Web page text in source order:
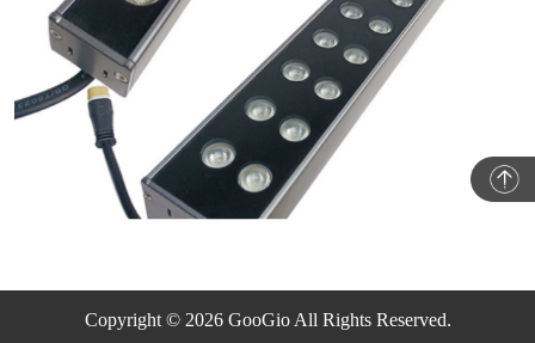
Copyright © 2026 GooGio All Rights Reserved.